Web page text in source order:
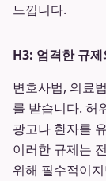
느낍니다.
H3: 엄격한 규
변호사법, 의료
를 받습니다. 허
광고나 환자를
이러한 규제는
위해 필수적이